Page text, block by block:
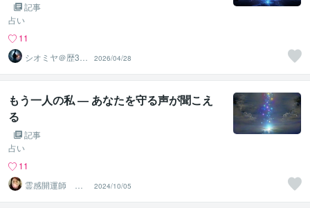
記事
占い
11
シオミヤ＠歴35
年【裏の宮司】
霊能鑑定師
2026/04/28
もう一人の私 ― あなたを守る声が聞こえ
る
記事
占い
11
霊感開運師 京
晶澪（けいしょ
うれい）
2024/10/05